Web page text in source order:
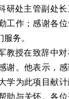
研处主管副处
工作；感谢各
务。
教授在致辞中
谢。他表示，
学为此项目献
助与关怀。各